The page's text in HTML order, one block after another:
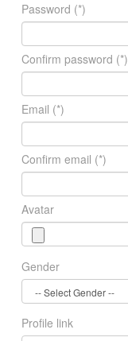
Password (*)
Confirm password (*)
Email (*)
Confirm email (*)
Avatar
Gender
Profile link